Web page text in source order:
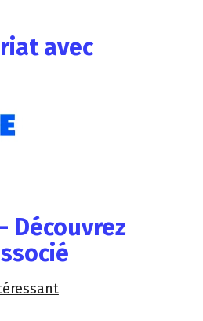
avec
Découvrez